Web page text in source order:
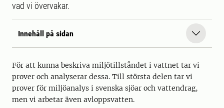
vad vi övervakar.
Innehåll på sidan
För att kunna beskriva miljötillståndet i vattnet tar vi
prover och analyserar dessa. Till största delen tar vi
prover för miljöanalys i svenska sjöar och vattendrag,
men vi arbetar även avloppsvatten.